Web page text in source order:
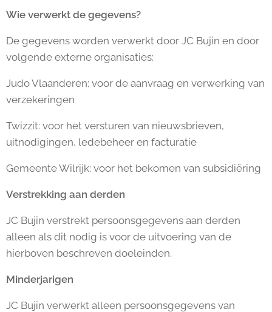
Wie verwerkt de gegevens?
De gegevens worden verwerkt door JC Bujin en door
volgende externe organisaties:
Judo Vlaanderen: voor de aanvraag en verwerking van
verzekeringen
Twizzit: voor het versturen van nieuwsbrieven,
uitnodigingen, ledebeheer en facturatie
Gemeente Wilrijk: voor het bekomen van subsidiëring
Verstrekking aan derden
JC Bujin verstrekt persoonsgegevens aan derden
alleen als dit nodig is voor de uitvoering van de
hierboven beschreven doeleinden.
Minderjarigen
JC Bujin verwerkt alleen persoonsgegevens van